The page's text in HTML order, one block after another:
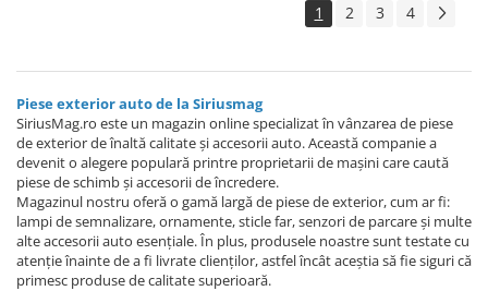
1 2 3 4
Piese exterior auto de la Siriusmag
SiriusMag.ro este un magazin online specializat în vânzarea de piese
de exterior de înaltă calitate și accesorii auto. Această companie a
devenit o alegere populară printre proprietarii de mașini care caută
piese de schimb și accesorii de încredere.
Magazinul nostru oferă o gamă largă de piese de exterior, cum ar fi:
lampi de semnalizare, ornamente, sticle far, senzori de parcare și multe
alte accesorii auto esențiale. În plus, produsele noastre sunt testate cu
atenție înainte de a fi livrate clienților, astfel încât aceștia să fie siguri că
primesc produse de calitate superioară.